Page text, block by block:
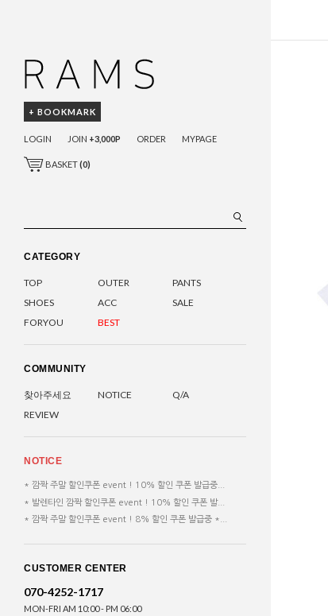
+ BOOKMARK
LOGIN JOIN +3,000P ORDER MYPAGE
BASKET(0)
CATEGORY
TOP OUTER
PANTS
SHOES
ACC
SALE
FORYOU
BEST
COMMUNITY
찾아주세요 NOTICE
Q/A
REVIEW
NOTICE
* 깜짝 주말 할인쿠폰 event ! 10% 할인 쿠폰 발급중...
* 발렌타인 깜짝 할인쿠폰 event ! 10% 할인 쿠폰 발...
* 깜짝 주말 할인쿠폰 event ! 8% 할인 쿠폰 발급중 *...
CUSTOMER CENTER
070-4252-1717
MON-FRI AM 10:00 - PM 06:00